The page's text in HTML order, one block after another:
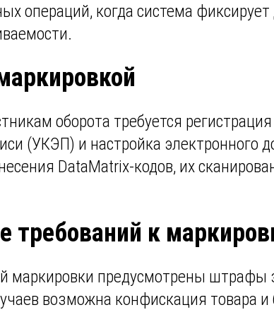
операций, когда система
оборота требуется
(УКЭП) и настройка электронного
DataMatrix-кодов, их
к
маркировки предусмотрены штрафы
возможна конфискация товара